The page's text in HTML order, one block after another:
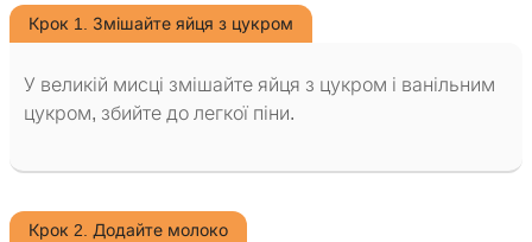
Крок 1. Змішайте яйця з цукром
У великій мисці змішайте яйця з цукром і ванільним
цукром, збийте до легкої піни.
Крок 2. Додайте молоко